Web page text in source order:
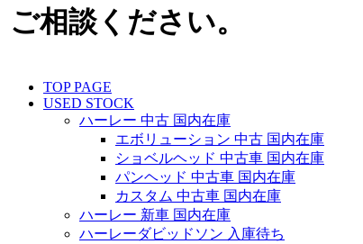
ご相談ください。
TOP PAGE
USED STOCK
ハーレー 中古 国内在庫
エボリューション 中古 国内在庫
ショベルヘッド 中古車 国内在庫
パンヘッド 中古車 国内在庫
カスタム 中古車 国内在庫
ハーレー 新車 国内在庫
ハーレーダビッドソン 入庫待ち